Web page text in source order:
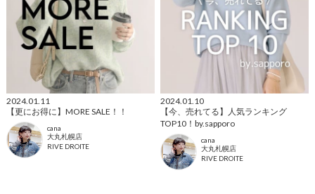
2024.01.11
【更にお得に】MORE SALE！！
cana
大丸札幌店
RIVE DROITE
2024.01.10
【今、売れてる】人気ランキング
TOP10！by.sapporo
cana
大丸札幌店
RIVE DROITE